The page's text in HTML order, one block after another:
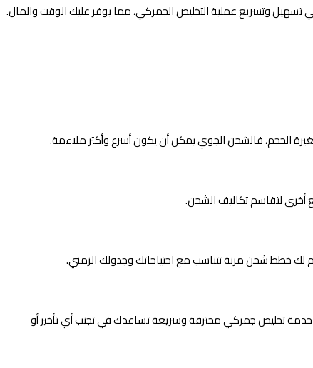
تسهيل وتسريع عملية التخليص الجمركي، مما يوفر عليك الوقت والمال.
الحجم، فالشحن الجوي يمكن أن يكون أسرع وأكثر ملاءمة.
لك خطط شحن مرنة تتناسب مع احتياجاتك وجدولك الزمني.
تخليص جمركي محترفة وسريعة تساعدك في تجنب أي تأخير أو